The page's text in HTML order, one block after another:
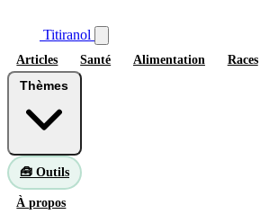
Titiranol
Articles Santé Alimentation Races
🧰 Outils
À propos